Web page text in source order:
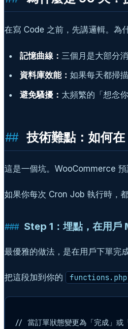
在寫 Code 之前，先講邏輯。為
記憶曲線： 三個月是大部分
資料庫效能： 如果每天都掃
避免騷擾： 太頻繁的「想念
技術難點：如何
這是一個坑。WooCommerce 預
如果你每次 Cron Job 執行時，
Step 1：埋點，在用戶
最優雅的做法，是在用戶下單完
把這段加到你的 functions.php
// 當訂單狀態變更為「完成」或